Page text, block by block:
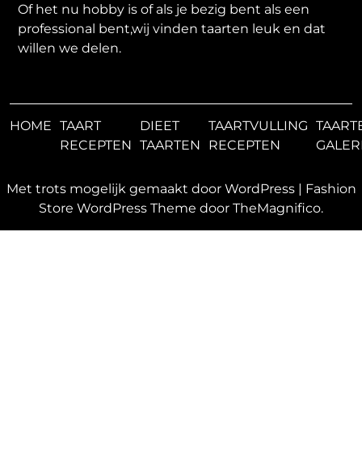
Of het nu hobby is of als je bezig bent als een
professional bent,wij vinden taarten leuk en dat
willen we delen.
HOME TAART
RECEPTEN
DIEET
TAARTEN
TAARTVULLING
RECEPTEN
Met trots mogelijk gemaakt door WordPress | Fashion
Store WordPress Theme door TheMagnifico.